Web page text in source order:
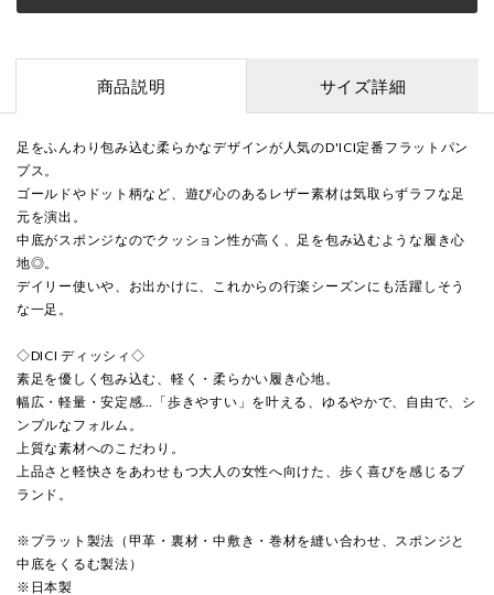
商品説明 サイズ詳細
足をふんわり包み込む柔らかなデザインが人気のD'ICI定番フラットパン
プス。
ゴールドやドット柄など、遊び心のあるレザー素材は気取らずラフな足
元を演出。
中底がスポンジなのでクッション性が高く、足を包み込むような履き心
地◎。
デイリー使いや、お出かけに、これからの行楽シーズンにも活躍しそう
な一足。
◇DICI ディッシィ◇
素足を優しく包み込む、軽く・柔らかい履き心地。
幅広・軽量・安定感…「歩きやすい」を叶える、ゆるやかで、自由で、シ
ンプルなフォルム。
上質な素材へのこだわり。
上品さと軽快さをあわせもつ大人の女性へ向けた、歩く喜びを感じるブ
ランド。
※プラット製法（甲革・裏材・中敷き・巻材を縫い合わせ、スポンジと
中底をくるむ製法）
※日本製